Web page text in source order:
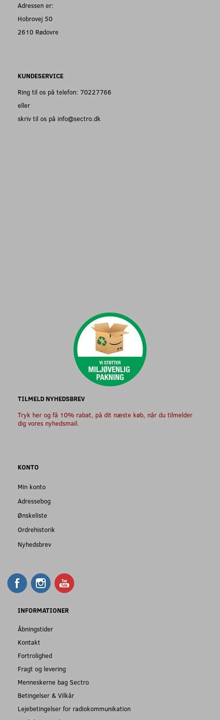
Adressen er:
Hobrovej 50
2610 Rødovre
KUNDESERVICE
Ring til os på telefon: 70227766
eller
skriv til os på info@sectro.dk
TILMELD NYHEDSBREV
Tryk her og få 10% rabat, på dit næste køb, når du tilmelder
dig vores nyhedsmail.
KONTO
Min konto
Adressebog
Ønskeliste
Ordrehistorik
Nyhedsbrev
INFORMATIONER
Åbningstider
Kontakt
Fortrolighed
Fragt og levering
Menneskerne bag Sectro
Betingelser & Vilkår
Lejebetingelser for radiokommunikation